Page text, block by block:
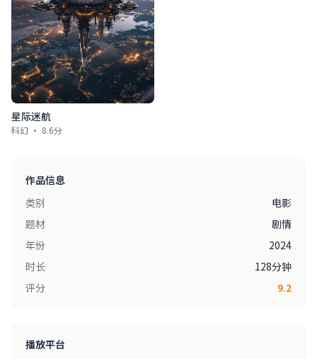
星际迷航
科幻 · 8.6分
作品信息
类别
电影
题材
剧情
年份
2024
时长
128分钟
评分
9.2
播放平台